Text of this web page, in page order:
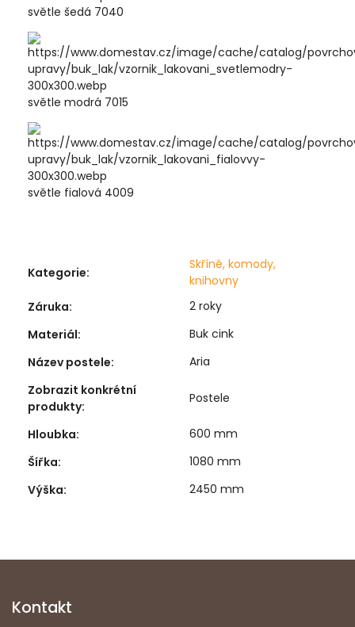
světle šedá 7040
světle modrá 7015
světle fialová 4009
Kategorie:
Skříně, komody,
knihovny
Záruka:
2 roky
Materiál:
Buk cink
Název postele:
Aria
Zobrazit konkrétní
produkty:
Postele
Hloubka:
600 mm
Šířka:
1080 mm
Výška: 2450 mm
Kontakt